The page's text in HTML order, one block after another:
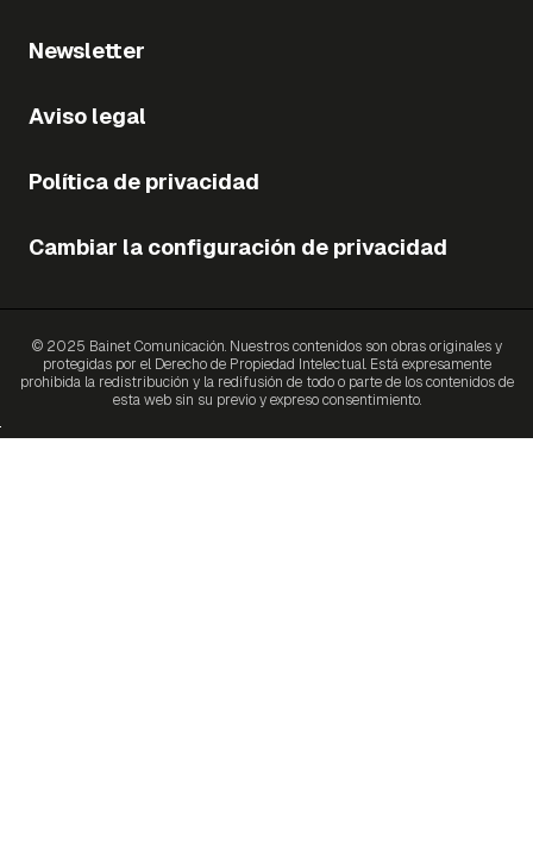
Newsletter
Aviso legal
Política de privacidad
Cambiar la configuración de privacidad
© 2025 Bainet Comunicación. Nuestros contenidos son obras originales y
protegidas por el Derecho de Propiedad Intelectual. Está expresamente
prohibida la redistribución y la redifusión de todo o parte de los contenidos de
esta web sin su previo y expreso consentimiento.